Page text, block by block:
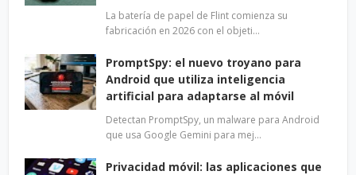
La batería de papel de Flint comienza su
fabricación en 2026 con el objeti…
PromptSpy: el nuevo troyano para
Android que utiliza inteligencia
artificial para adaptarse al móvil
Detectan PromptSpy, un malware para Android
que usa Google Gemini para mej…
Privacidad móvil: las aplicaciones que